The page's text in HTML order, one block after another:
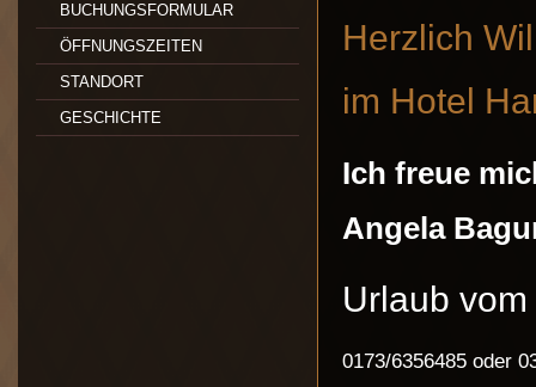
BUCHUNGSFORMULAR
ÖFFNUNGSZEITEN
STANDORT
GESCHICHTE
Herzlich
im Hotel
Ich freue
Angela
Urlaub
0173/6356485 oder